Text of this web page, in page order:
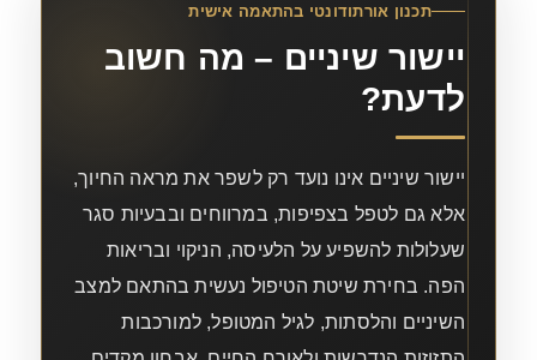
תכנון אורתודונטי בהתאמה אישית
יישור שיניים – מה חשוב
לדעת?
יישור שיניים אינו נועד רק לשפר את מראה החיוך,
אלא גם לטפל בצפיפות, במרווחים ובבעיות סגר
שעלולות להשפיע על הלעיסה, הניקוי ובריאות
הפה. בחירת שיטת הטיפול נעשית בהתאם למצב
השיניים והלסתות, לגיל המטופל, למורכבות